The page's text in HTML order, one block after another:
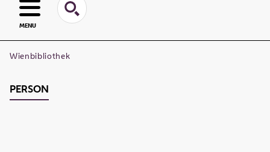
MENU
Wienbibliothek
PERSON